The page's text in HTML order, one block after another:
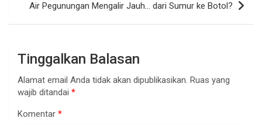
Air Pegunungan Mengalir Jauh… dari Sumur ke Botol?
Tinggalkan Balasan
Alamat email Anda tidak akan dipublikasikan. Ruas yang
wajib ditandai *
Komentar *